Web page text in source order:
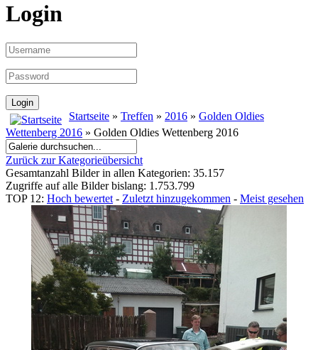
Login
Startseite » Treffen » 2016 » Golden Oldies
Wettenberg 2016 » Golden Oldies Wettenberg 2016
Zurück zur Kategorieübersicht
Gesamtanzahl Bilder in allen Kategorien: 35.157
Zugriffe auf alle Bilder bislang: 1.753.799
TOP 12: Hoch bewertet - Zuletzt hinzugekommen - Meist gesehen